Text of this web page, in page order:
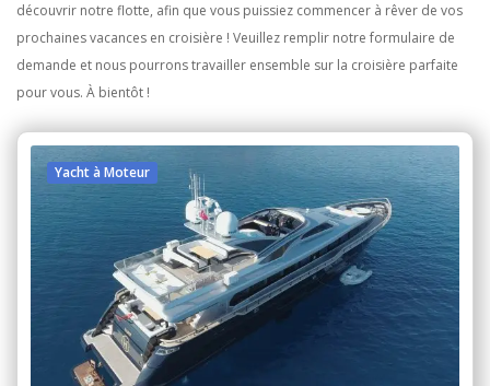
découvrir notre flotte, afin que vous puissiez commencer à rêver de vos
prochaines vacances en croisière ! Veuillez remplir notre formulaire de
demande et nous pourrons travailler ensemble sur la croisière parfaite
pour vous. À bientôt !
Yacht à Moteur